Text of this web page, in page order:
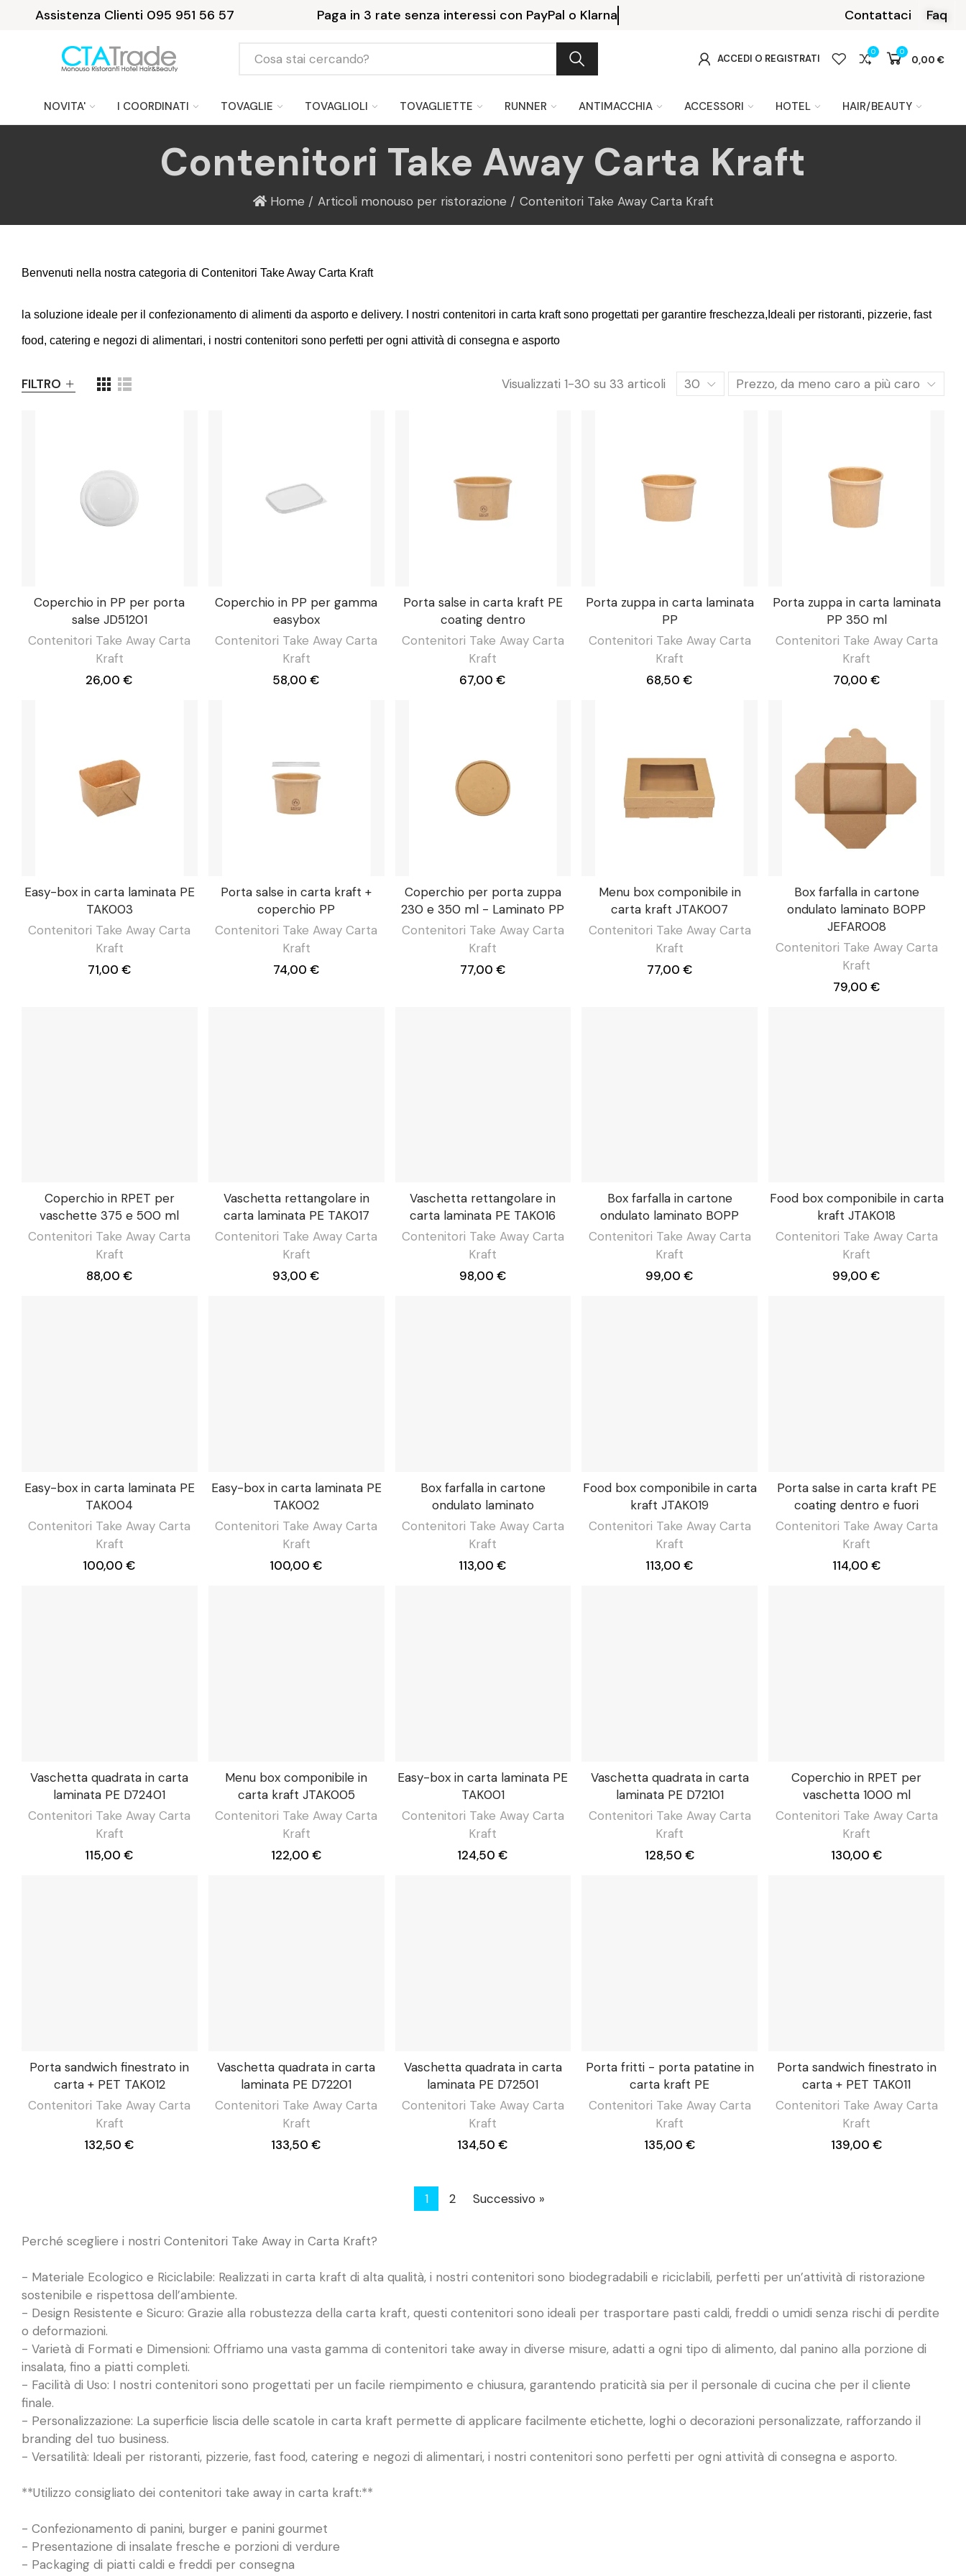
Assistenza Clienti 095 951 56 57 Consegna gratuita a partire da 199 €. Contattaci Faq
ACCEDI O REGISTRATI
0 0
0,00 €
NOVITA' I COORDINATI TOVAGLIE TOVAGLIOLI TOVAGLIETTE RUNNER ANTIMACCHIA ACCESSORI HOTEL HAIR/BEAUTY
Contenitori Take Away Carta Kraft
Home Articoli monouso per ristorazione Contenitori Take Away Carta Kraft
Benvenuti nella nostra categoria di Contenitori Take Away Carta Kraft
la soluzione ideale per il confezionamento di alimenti da asporto e delivery. I nostri contenitori in carta kraft sono progettati per garantire freschezza,Ideali per ristoranti, pizzerie, fast
food, catering e negozi di alimentari, i nostri contenitori sono perfetti per ogni attività di consegna e asporto
FILTRO Visualizzati 1-30 su 33 articoli 30 Prezzo, da meno caro a più caro
Coperchio in PP per porta
salse JD51201
Contenitori Take Away Carta
Kraft
26,00 €
Coperchio in PP per gamma
easybox
Contenitori Take Away Carta
Kraft
58,00 €
Porta salse in carta kraft PE
coating dentro
Contenitori Take Away Carta
Kraft
67,00 €
Porta zuppa in carta laminata
PP
Contenitori Take Away Carta
Kraft
68,50 €
Porta zuppa in carta laminata
PP 350 ml
Contenitori Take Away Carta
Kraft
70,00 €
Easy-box in carta laminata PE
TAK003
Contenitori Take Away Carta
Kraft
71,00 €
Porta salse in carta kraft +
coperchio PP
Contenitori Take Away Carta
Kraft
74,00 €
Coperchio per porta zuppa
230 e 350 ml - Laminato PP
Contenitori Take Away Carta
Kraft
77,00 €
Menu box componibile in
carta kraft JTAK007
Contenitori Take Away Carta
Kraft
77,00 €
Box farfalla in cartone
ondulato laminato BOPP
JEFAR008
Contenitori Take Away Carta
Kraft
79,00 €
Coperchio in RPET per
vaschette 375 e 500 ml
Contenitori Take Away Carta
Kraft
88,00 €
Vaschetta rettangolare in
carta laminata PE TAK017
Contenitori Take Away Carta
Kraft
93,00 €
Vaschetta rettangolare in
carta laminata PE TAK016
Contenitori Take Away Carta
Kraft
98,00 €
Box farfalla in cartone
ondulato laminato BOPP
Contenitori Take Away Carta
Kraft
99,00 €
Food box componibile in carta
kraft JTAK018
Contenitori Take Away Carta
Kraft
99,00 €
Easy-box in carta laminata PE
TAK004
Contenitori Take Away Carta
Kraft
100,00 €
Easy-box in carta laminata PE
TAK002
Contenitori Take Away Carta
Kraft
100,00 €
Box farfalla in cartone
ondulato laminato
Contenitori Take Away Carta
Kraft
113,00 €
Food box componibile in carta
kraft JTAK019
Contenitori Take Away Carta
Kraft
113,00 €
Porta salse in carta kraft PE
coating dentro e fuori
Contenitori Take Away Carta
Kraft
114,00 €
Vaschetta quadrata in carta
laminata PE D72401
Contenitori Take Away Carta
Kraft
115,00 €
Menu box componibile in
carta kraft JTAK005
Contenitori Take Away Carta
Kraft
122,00 €
Easy-box in carta laminata PE
TAK001
Contenitori Take Away Carta
Kraft
124,50 €
Vaschetta quadrata in carta
laminata PE D72101
Contenitori Take Away Carta
Kraft
128,50 €
Coperchio in RPET per
vaschetta 1000 ml
Contenitori Take Away Carta
Kraft
130,00 €
Porta sandwich finestrato in
carta + PET TAK012
Contenitori Take Away Carta
Kraft
132,50 €
Vaschetta quadrata in carta
laminata PE D72201
Contenitori Take Away Carta
Kraft
133,50 €
Vaschetta quadrata in carta
laminata PE D72501
Contenitori Take Away Carta
Kraft
134,50 €
Porta fritti - porta patatine in
carta kraft PE
Contenitori Take Away Carta
Kraft
135,00 €
Porta sandwich finestrato in
carta + PET TAK011
Contenitori Take Away Carta
Kraft
139,00 €
1 2 Successivo »
Perché scegliere i nostri Contenitori Take Away in Carta Kraft?
- Materiale Ecologico e Riciclabile: Realizzati in carta kraft di alta qualità, i nostri contenitori sono biodegradabili e riciclabili, perfetti per un’attività di ristorazione
sostenibile e rispettosa dell’ambiente.
- Design Resistente e Sicuro: Grazie alla robustezza della carta kraft, questi contenitori sono ideali per trasportare pasti caldi, freddi o umidi senza rischi di perdite
o deformazioni.
- Varietà di Formati e Dimensioni: Offriamo una vasta gamma di contenitori take away in diverse misure, adatti a ogni tipo di alimento, dal panino alla porzione di
insalata, fino a piatti completi.
- Facilità di Uso: I nostri contenitori sono progettati per un facile riempimento e chiusura, garantendo praticità sia per il personale di cucina che per il cliente
finale.
- Personalizzazione: La superficie liscia delle scatole in carta kraft permette di applicare facilmente etichette, loghi o decorazioni personalizzate, rafforzando il
branding del tuo business.
- Versatilità: Ideali per ristoranti, pizzerie, fast food, catering e negozi di alimentari, i nostri contenitori sono perfetti per ogni attività di consegna e asporto.
**Utilizzo consigliato dei contenitori take away in carta kraft:**
- Confezionamento di panini, burger e panini gourmet
- Presentazione di insalate fresche e porzioni di verdure
- Packaging di piatti caldi e freddi per consegna